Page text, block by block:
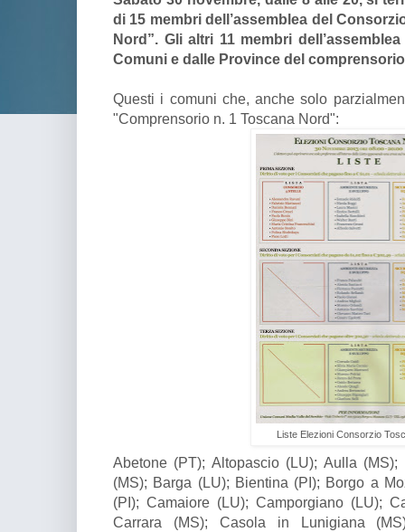
di 15 membri dell’assemblea del
Nord”. Gli altri 11 membri
Comuni e dalle Province del
Questi i comuni che, anche solo
"Comprensorio n. 1 Toscana Nord":
Liste Elezioni Consorzio
Abetone (PT); Altopascio (LU); Aulla
(MS); Barga (LU); Bientina (PI); Borgo a
(PI); Camaiore (LU); Camporgiano (LU);
Carrara (MS); Casola in Lunigiana